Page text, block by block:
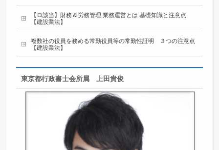
【ロ該当】財務＆労務管理 業務運営とは 基礎知識と注意点
【建設業法】
複数社の役員を務める常勤役員等の常勤性証明 ３つの注意点
【建設業法】
東京都行政書士会所属 上田貴俊